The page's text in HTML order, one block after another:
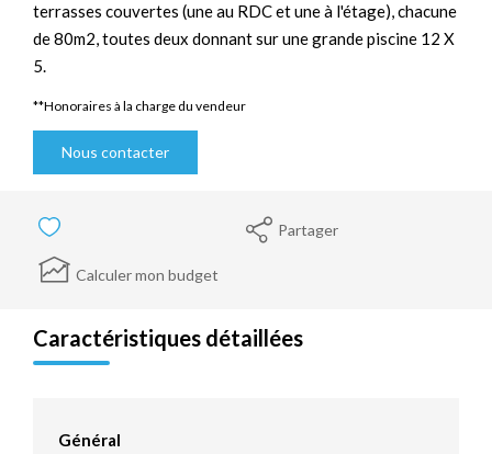
terrasses couvertes (une au RDC et une à l'étage), chacune
de 80m2, toutes deux donnant sur une grande piscine 12 X
5.
**Honoraires à la charge du vendeur
Nous contacter
Partager
Calculer mon budget
Caractéristiques détaillées
Général